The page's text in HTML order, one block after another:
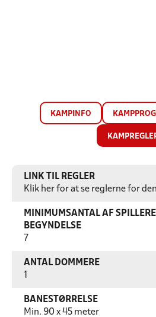
KAMPINFO
LINK TIL REGLER
Klik her for at se reglerne for
MINIMUMSANTAL AF
BEGYNDELSE
7
ANTAL DOMMERE
BANESTØRRELSE
Min. 90 x 45 meter